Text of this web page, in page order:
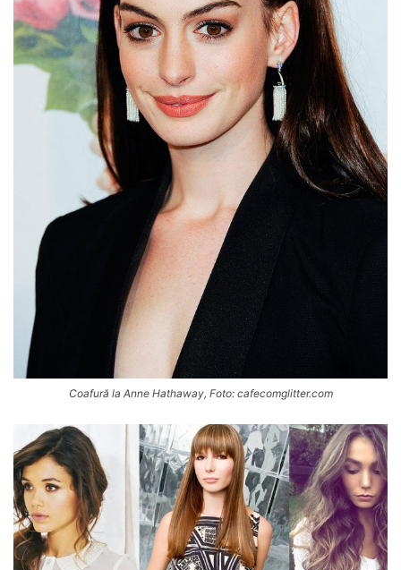
Coafură la Anne Hathaway, Foto: cafecomglitter.com